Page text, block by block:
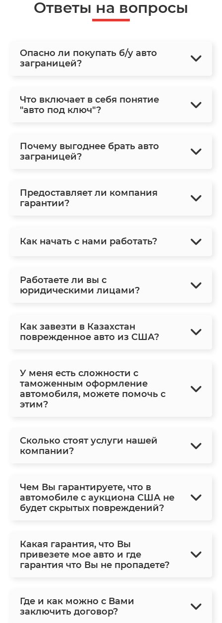
Ответы на вопросы
Опасно ли покупать б/у авто
заграницей?
Что включает в себя понятие
"авто под ключ"?
Почему выгоднее брать авто
заграницей?
Предоставляет ли компания
гарантии?
Как начать с нами работать?
Работаете ли вы с
юридическими лицами?
Как завезти в Казахстан
поврежденное авто из США?
У меня есть сложности с
таможенным оформление
автомобиля, можете помочь с
этим?
Сколько стоят услуги нашей
компании?
Чем Вы гарантируете, что в
автомобиле с аукциона США не
будет скрытых повреждений?
Какая гарантия, что Вы
привезете мое авто и где
гарантия что Вы не пропадете?
Где и как можно с Вами
заключить договор?